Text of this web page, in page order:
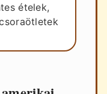
ételek,